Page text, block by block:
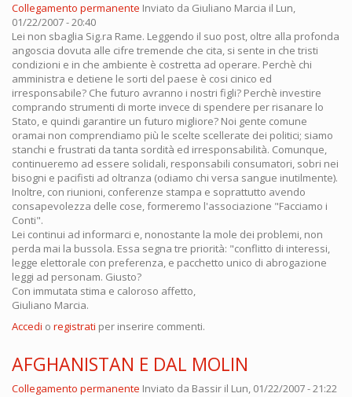
Collegamento permanente Inviato da Giuliano Marcia il Lun,
01/22/2007 - 20:40
Lei non sbaglia Sig.ra Rame. Leggendo il suo post, oltre alla profonda
angoscia dovuta alle cifre tremende che cita, si sente in che tristi
condizioni e in che ambiente è costretta ad operare. Perchè chi
amministra e detiene le sorti del paese è cosi cinico ed
irresponsabile? Che futuro avranno i nostri figli? Perchè investire
comprando strumenti di morte invece di spendere per risanare lo
Stato, e quindi garantire un futuro migliore? Noi gente comune
oramai non comprendiamo più le scelte scellerate dei politici; siamo
stanchi e frustrati da tanta sordità ed irresponsabilità. Comunque,
continueremo ad essere solidali, responsabili consumatori, sobri nei
bisogni e pacifisti ad oltranza (odiamo chi versa sangue inutilmente).
Inoltre, con riunioni, conferenze stampa e soprattutto avendo
consapevolezza delle cose, formeremo l'associazione "Facciamo i
Conti".
Lei continui ad informarci e, nonostante la mole dei problemi, non
perda mai la bussola. Essa segna tre priorità: "conflitto di interessi,
legge elettorale con preferenza, e pacchetto unico di abrogazione
leggi ad personam. Giusto?
Con immutata stima e caloroso affetto,
Giuliano Marcia.
Accedi o registrati per inserire commenti.
AFGHANISTAN E DAL MOLIN
Collegamento permanente Inviato da Bassir il Lun, 01/22/2007 - 21:22